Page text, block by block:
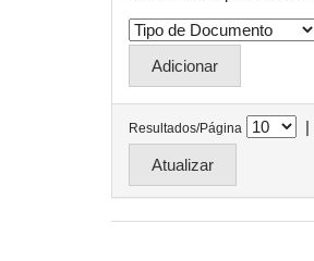
Resultados/Página |